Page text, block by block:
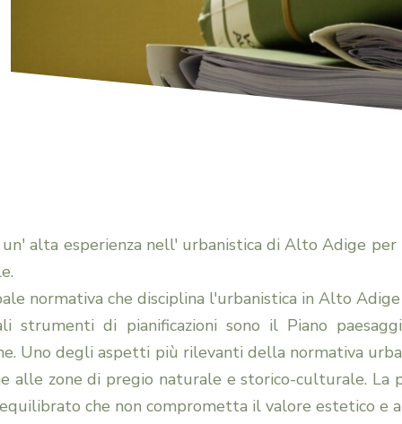
alta esperienza nell' urbanistica di Alto Adige
normativa che disciplina l'urbanistica in Alto
strumenti di pianificazioni sono il Piano
Uno degli aspetti più rilevanti della normativa
alle zone di pregio naturale e storico-culturale. La
che non comprometta il valore estetico e